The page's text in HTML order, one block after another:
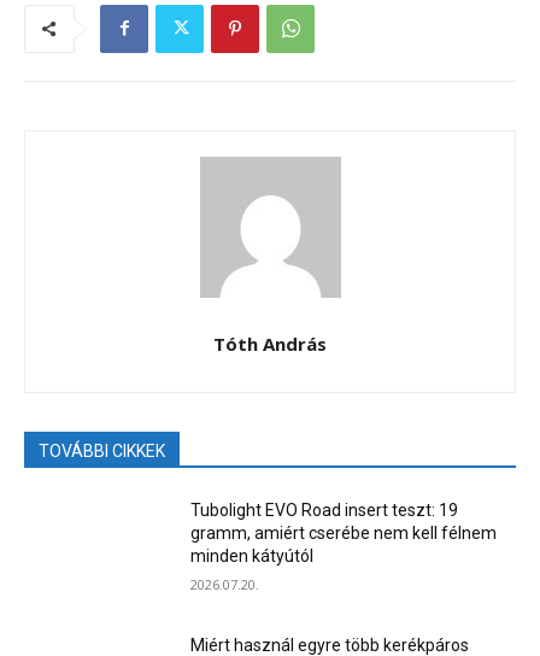
Tóth András
TOVÁBBI CIKKEK
Tubolight EVO Road insert teszt: 19
gramm, amiért cserébe nem kell félnem
minden kátyútól
2026.07.20.
Miért használ egyre több kerékpáros